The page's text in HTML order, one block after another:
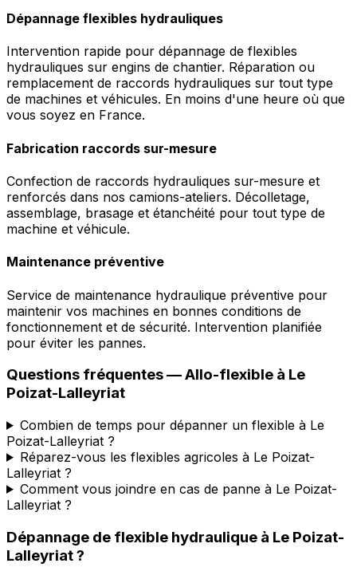
Dépannage flexibles hydrauliques
Intervention rapide pour dépannage de flexibles
hydrauliques sur engins de chantier. Réparation ou
remplacement de raccords hydrauliques sur tout type
de machines et véhicules. En moins d'une heure où que
vous soyez en France.
Fabrication raccords sur-mesure
Confection de raccords hydrauliques sur-mesure et
renforcés dans nos camions-ateliers. Décolletage,
assemblage, brasage et étanchéité pour tout type de
machine et véhicule.
Maintenance préventive
Service de maintenance hydraulique préventive pour
maintenir vos machines en bonnes conditions de
fonctionnement et de sécurité. Intervention planifiée
pour éviter les pannes.
Questions fréquentes —Allo-flexible à Le
Poizat-Lalleyriat
Combien de temps pour dépanner un flexible à Le
Poizat-Lalleyriat ?
Réparez-vous les flexibles agricoles à Le Poizat-
Lalleyriat ?
Comment vous joindre en cas de panne à Le Poizat-
Lalleyriat ?
Dépannage de flexible hydraulique à Le Poizat-
Lalleyriat?